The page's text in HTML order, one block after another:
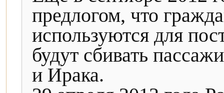
предлогом, что
используются для
будут сбивать
и Ирака.